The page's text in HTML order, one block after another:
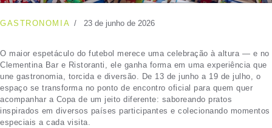
GASTRONOMIA 23 de junho de 2026
O maior espetáculo do futebol merece uma celebração à altura — e no
Clementina Bar e Ristoranti, ele ganha forma em uma experiência que
une gastronomia, torcida e diversão. De 13 de junho a 19 de julho, o
espaço se transforma no ponto de encontro oficial para quem quer
acompanhar a Copa de um jeito diferente: saboreando pratos
inspirados em diversos países participantes e colecionando momentos
especiais a cada visita.